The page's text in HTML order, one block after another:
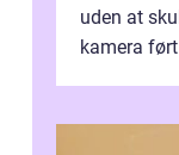
uden at
kamera